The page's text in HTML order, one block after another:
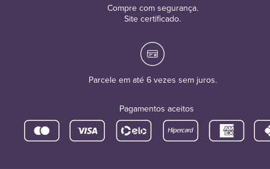
Compre com segurança.
Site certificado.
Parcele em até 6 vezes sem juros.
Pagamentos aceitos